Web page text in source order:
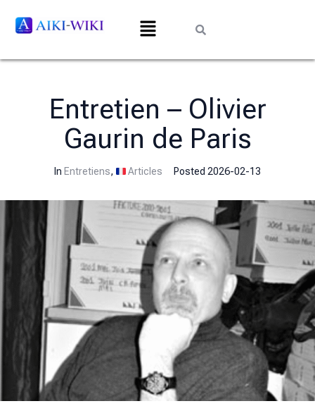
Entretien – Olivier
Gaurin de Paris
In Entretiens, Articles Posted2026-02-13